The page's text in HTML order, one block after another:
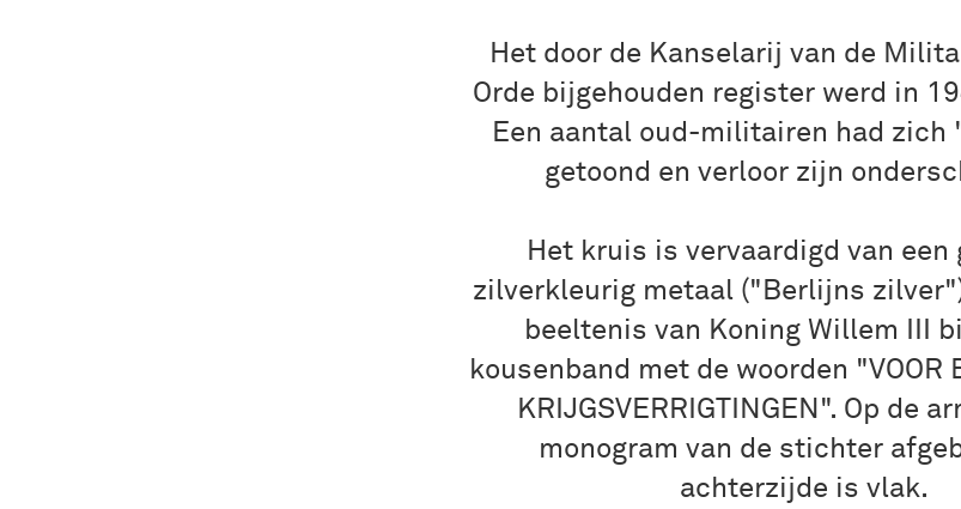
Het door de Kanselarij van de
Orde bijgehouden register werd in
Een aantal oud-militairen had zich
getoond en verloor zijn
Het kruis is vervaardigd van een
zilverkleurig metaal ("Berlijns
beeltenis van Koning Willem III
kousenband met de woorden "VOOR
KRIJGSVERRIGTINGEN". Op de
monogram van de stichter
achterzijde is vlak.